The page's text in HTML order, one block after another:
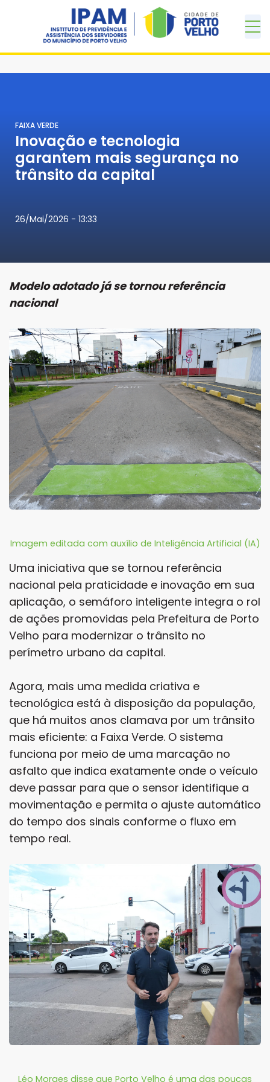
FAIXA VERDE
Inovação e tecnologia
garantem mais segurança no
trânsito da capital
26/Mai/2026 - 13:33
Modelo adotado já se tornou referência
nacional
Imagem editada com auxílio de Inteligência Artificial (IA)
Uma iniciativa que se tornou referência
nacional pela praticidade e inovação em sua
aplicação, o semáforo inteligente integra o rol
de ações promovidas pela Prefeitura de Porto
Velho para modernizar o trânsito no
perímetro urbano da capital.
Agora, mais uma medida criativa e
tecnológica está à disposição da população,
que há muitos anos clamava por um trânsito
mais eficiente: a Faixa Verde. O sistema
funciona por meio de uma marcação no
asfalto que indica exatamente onde o veículo
deve passar para que o sensor identifique a
movimentação e permita o ajuste automático
do tempo dos sinais conforme o fluxo em
tempo real.
Léo Moraes disse que Porto Velho é uma das poucas